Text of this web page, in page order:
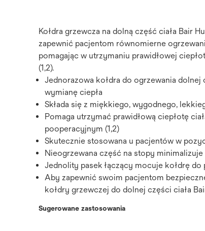
Kołdra grzewcza na dolną część ciała Bair
zapewnić pacjentom równomierne
pomagając w utrzymaniu prawidłowej
(1,2).
Jednorazowa kołdra do ogrzewania
wymianę ciepła
Składa się z miękkiego, wygodnego,
Pomaga utrzymać prawidłową ciepłotę
pooperacyjnym (1,2)
Skutecznie stosowana u pacjentów w
Nieogrzewana część na stopy
Jednolity pasek łączący mocuje kołdrę do
Aby zapewnić swoim pacjentom
kołdry grzewczej do dolnej części ciała
Sugerowane zastosowania